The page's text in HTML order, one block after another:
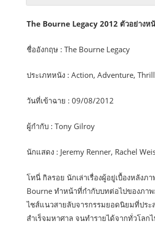
The Bourne Legacy 2012 ตัวอย่างหนั
ชื่ออังกฤษ : The Bourne Legacy
ประเภทหนัง : Action, Adventure,
วันที่เข้าฉาย : 09/08/2012
ผู้กำกับ : Tony Gilroy
นักแสดง : Jeremy Renner, Rachel
โทนี่ กิลรอย นักเล่าเรื่องผู้อยู่เบื้องหลังภ
Bourne ทำหน้าที่กำกับบทต่อไปของภา
ไชส์แนวสายลับจารกรรมยอดนิยมที่ประ
สำเร็จมหาศาล จนทำรายได้จากทั่วโลกไ